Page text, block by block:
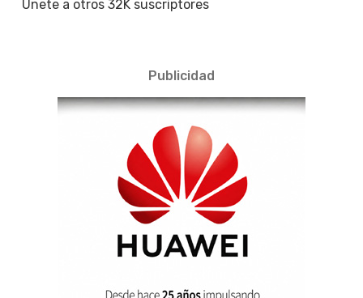
Únete a otros 32K suscriptores
Publicidad